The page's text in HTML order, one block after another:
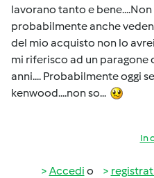
lavorano tanto e
probabilmente anche
del mio acquisto non lo
mi riferisco ad un paragone
anni.... Probabilmente oggi
kenwood....non so...
In
Accedi o